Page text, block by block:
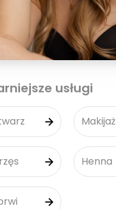
usługi
Makijaż
Henna